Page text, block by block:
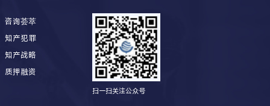
咨询荟萃
知产犯罪
知产战略
质押融资
扫一扫关注公众号